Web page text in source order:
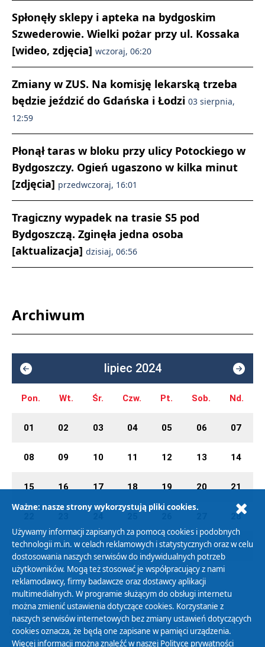
Spłonęły sklepy i apteka na bydgoskim
Szwederowie. Wielki pożar przy ul. Kossaka
[wideo, zdjęcia] wczoraj, 06:20
Zmiany w ZUS. Na komisję lekarską trzeba
będzie jeździć do Gdańska i Łodzi 03 sierpnia,
12:59
Płonął taras w bloku przy ulicy Potockiego w
Bydgoszczy. Ogień ugaszono w kilka minut
[zdjęcia] przedwczoraj, 16:01
Tragiczny wypadek na trasie S5 pod
Bydgoszczą. Zginęła jedna osoba
[aktualizacja] dzisiaj, 06:56
Archiwum
lipiec 2024
Pon. Wt. Śr. Czw. Pt. Sob. Nd.
01 02 03 04 05 06 07
08 09 10 11 12 13 14
15 16 17 18 19 20 21
28
29 30 31 01 02 03 04
Polityka Prywatności
Zasady korzystania z Serwisu
Ważne: nasze strony wykorzystują pliki cookies.
Używamy informacji zapisanych za pomocą cookies i podobnych
technologii m.in. w celach reklamowych i statystycznych oraz w celu
dostosowania naszych serwisów do indywidualnych potrzeb
użytkowników. Mogą też stosować je współpracujący z nami
reklamodawcy, firmy badawcze oraz dostawcy aplikacji
multimedialnych. W programie służącym do obsługi internetu
można zmienić ustawienia dotyczące cookies. Korzystanie z
naszych serwisów internetowych bez zmiany ustawień dotyczących
cookies oznacza, że będą one zapisane w pamięci urządzenia.
Więcej informacji można znaleźć w naszej Polityce prywatności